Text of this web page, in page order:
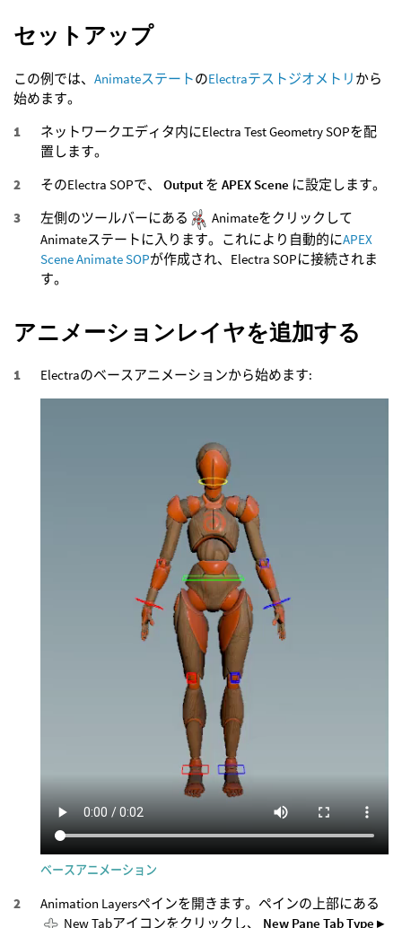
セットアップ
この例では、 AnimateステートのElectraテストジオメトリ から
始めます。
ネットワークエディタ内にElectra Test Geometry SOPを配
置します。
そのElectra SOPで、 Output を APEX Scene に設定します。
左側のツールバーにある
Animateをクリックして
Animateステートに入ります。これにより自動的にAPEX
Scene Animate SOPが作成され、Electra SOPに接続されま
す。
アニメーションレイヤを追加する
Electraのベースアニメーションから始めます:
ベースアニメーション
Animation Layersペインを開きます。ペインの上部にある
New Tabアイコンをクリックし、 New Pane Tab Type ▸